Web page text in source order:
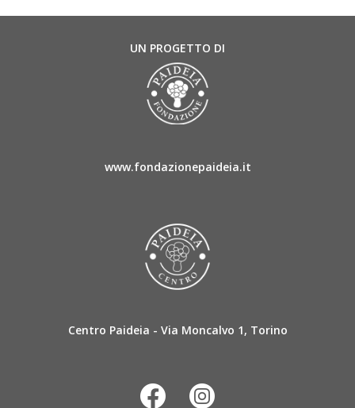
UN PROGETTO DI
www.fondazionepaideia.it
Centro Paideia - Via Moncalvo 1, Torino